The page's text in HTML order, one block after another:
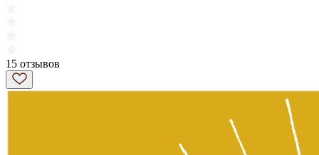
15 отзывов